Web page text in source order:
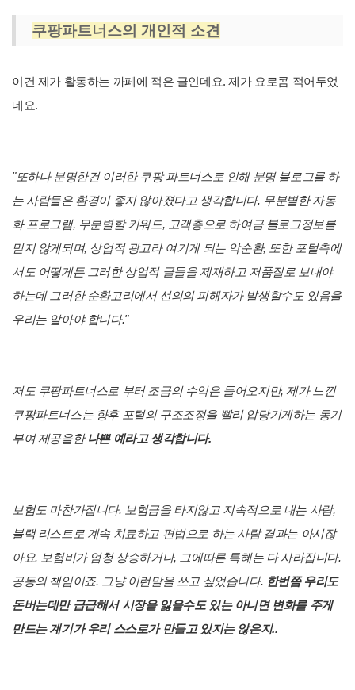
쿠팡파트너스의 개인적 소견
이건 제가 활동하는 까페에 적은 글인데요. 제가 요로콤 적어두었
네요.
"또하나 분명한건 이러한 쿠팡 파트너스로 인해 분명 블로그를 하
는 사람들은 환경이 좋지 않아졌다고 생각합니다. 무분별한 자동
화 프로그램, 무분별할 키워드, 고객층으로 하여금 블로그정보를
믿지 않게되며, 상업적 광고라 여기게 되는 악순환, 또한 포털측에
서도 어떻게든 그러한 상업적 글들을 제재하고 저품질로 보내야
하는데 그러한 순환고리에서 선의의 피해자가 발생할수도 있음을
우리는 알아야 합니다."
저도 쿠팡파트너스로 부터 조금의 수익은 들어오지만, 제가 느낀
쿠팡파트너스는 향후 포털의 구조조정을 빨리 압당기게하는 동기
부여 제공을한 나쁜 예라고 생각합니다.
보험도 마찬가집니다. 보험금을 타지않고 지속적으로 내는 사람,
블랙 리스트로 계속 치료하고 편법으로 하는 사람 결과는 아시잖
아요. 보험비가 엄청 상승하거나, 그에따른 특혜는 다 사라집니다.
공동의 책임이죠. 그냥 이런말을 쓰고 싶었습니다. 한번쯤 우리도
돈버는데만 급급해서 시장을 잃을수도 있는 아니면 변화를 주게
만드는 계기가 우리 스스로가 만들고 있지는 않은지..